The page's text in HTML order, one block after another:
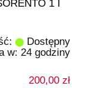
1 I
Dostępny
w: 24 godziny
200,00 zł